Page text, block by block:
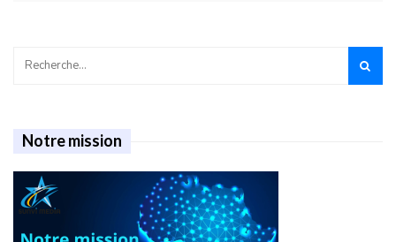
Notre mission